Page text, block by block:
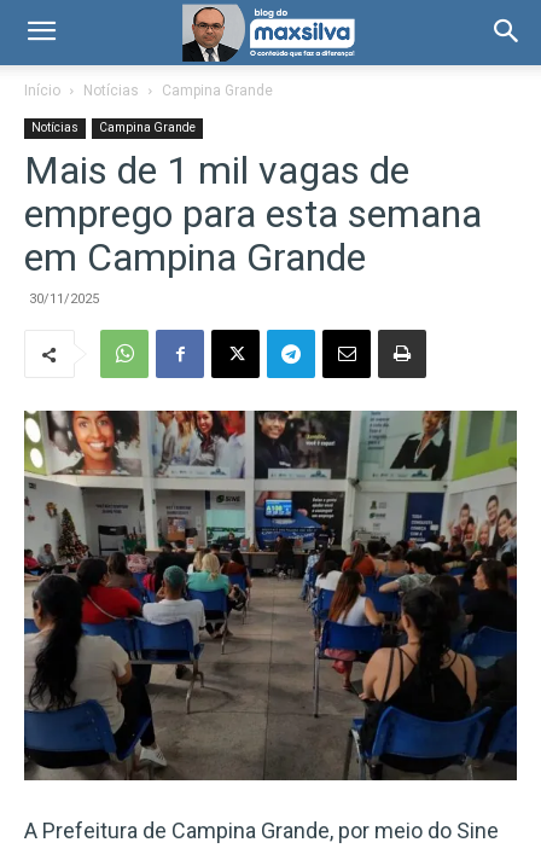
Início Notícias Campina Grande
Notícias Campina Grande
Mais de 1 mil vagas de
emprego para esta semana
em Campina Grande
30/11/2025
A Prefeitura de Campina Grande, por meio do Sine